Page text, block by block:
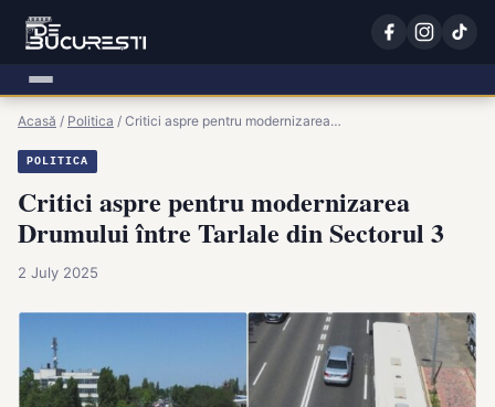
Acasă / Politica / Critici aspre pentru modernizarea…
POLITICA
Critici aspre pentru modernizarea
Drumului între Tarlale din Sectorul 3
2 July 2025